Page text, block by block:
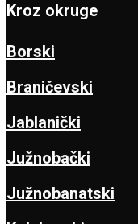
Kroz okruge
Borski
Braničevski
Jablanički
Južnobački
Južnobanatski